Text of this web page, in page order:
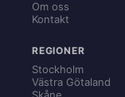
Om oss
Kontakt
REGIONER
Stockholm
Västra Götaland
Skåne